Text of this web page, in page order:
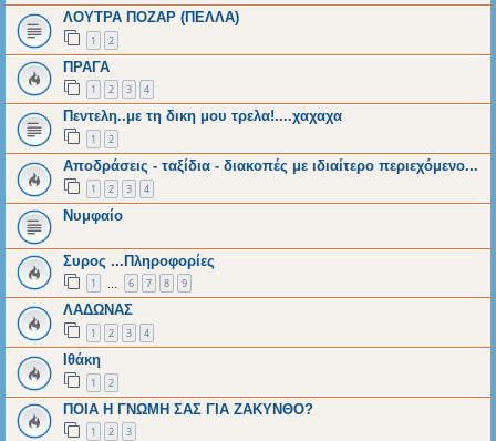
ΛΟΥΤΡΑ ΠΟΖΑΡ (ΠΕΛΛΑ)
1 2
ΠΡΑΓΑ
1 2 3 4
Πεντελη..με τη δικη μου τρελα!....χαχαχα
1 2
Αποδράσεις - ταξίδια - διακοπές με ιδιαίτερο περιεχόμενο...
1 2 3 4
Νυμφαίο
Συρος ...Πληροφορίες
1 6 7 8 9
ΛΑΔΩΝΑΣ
1 2 3 4
Ιθάκη
1 2
ΠΟΙΑ Η ΓΝΩΜΗ ΣΑΣ ΓΙΑ ΖΑΚΥΝΘΟ?
1 2 3